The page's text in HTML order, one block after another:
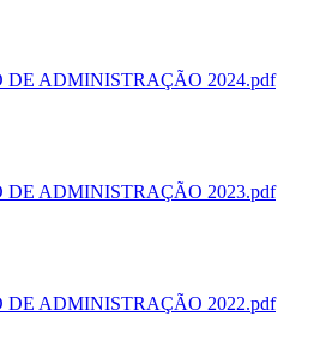
DE ADMINISTRAÇÃO 2024.pdf
DE ADMINISTRAÇÃO 2023.pdf
DE ADMINISTRAÇÃO 2022.pdf